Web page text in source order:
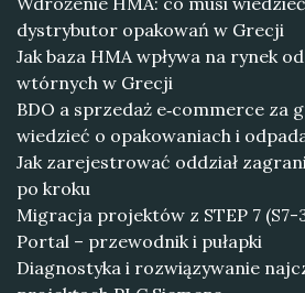
dystrybutor opakowań w Grecji
Jak baza HMA wpływa na rynek
wtórnych w Grecji
BDO a sprzedaż e‑commerce za
wiedzieć o opakowaniach i
Jak zarejestrować oddział
po kroku
Migracja projektów z STEP 7
Portal – przewodnik i pułapki
Diagnostyka i rozwiązywanie